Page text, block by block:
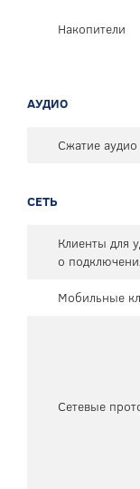
Накопители
АУДИО
Сжатие аудио
СЕТЬ
Клиенты для
о
Мобильные
Сетевые